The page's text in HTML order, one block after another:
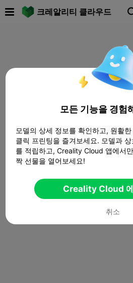
크레알리티 클라우드
모든 기능을 경험
모델의 상세 정보를 확인하고, 원활
클릭 프린팅을 즐겨보세요. 모델과
를 적립하고, Creality Cloud 앱에서
짝 선물을 열어보세요!
Creality Cloud 에
취소